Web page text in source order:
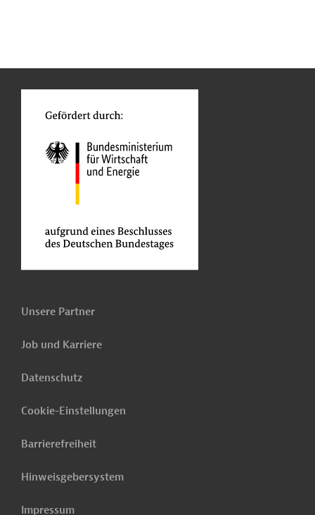
Unsere Partner
Job und Karriere
Datenschutz
Cookie-Einstellungen
Barrierefreiheit
Hinweisgebersystem
Impressum